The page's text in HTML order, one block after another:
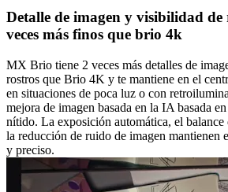
Detalle de imagen y visibilidad de
veces más finos que brio 4k
MX Brio tiene 2 veces más detalles de
rostros que Brio 4K y te mantiene en el
en situaciones de poca luz o con
mejora de imagen basada en la IA basada
nítido. La exposición automática, el
la reducción de ruido de imagen mantienen
y preciso.